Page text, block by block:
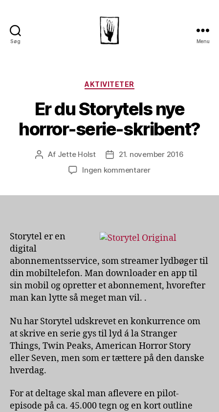
Søg Menu
Kategorier
AKTIVITETER
Er du Storytels nye
horror-serie-skribent?
Indlægsforfatter
Af Jette Holst Indlægsdato
21. november 2016
Ingen kommentarertil
serie-
skribent?
Storytel er en
digital
abonnementsservice, som streamer lydbøger til
din mobiltelefon. Man downloader en app til
sin mobil og opretter et abonnement, hvorefter
man kan lytte så meget man vil. .
Nu har Storytel udskrevet en konkurrence om
at skrive en serie gys til lyd á la Stranger
Things, Twin Peaks, American Horror Story
eller Seven, men som er tættere på den danske
hverdag.
For at deltage skal man aflevere en pilot-
episode på ca. 45.000 tegn og en kort outline